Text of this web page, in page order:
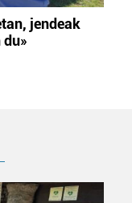
jendeak